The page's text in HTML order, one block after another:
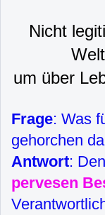
Nicht
um über
Frage: Was
gehorchen
Antwort:
pervesen